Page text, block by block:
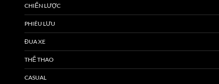
CHIẾN LƯỢC
PHIÊU LƯU
ĐUA XE
THỂ THAO
CASUAL